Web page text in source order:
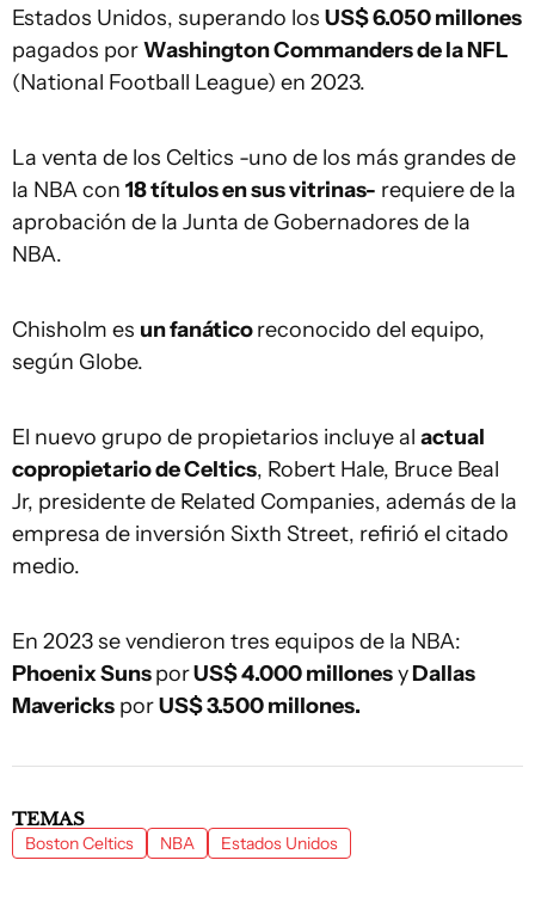
Estados Unidos, superando los US$ 6.050 millones
pagados porWashington Commanders de la NFL
(National Football League) en 2023.
La venta de los Celtics -uno de los más grandes de
la NBA con 18 títulos en sus vitrinas- requiere de la
aprobación de la Junta de Gobernadores de la
NBA.
Chisholm es un fanáticoreconocido del equipo,
según Globe.
El nuevo grupo de propietarios incluye al actual
copropietario de Celtics, Robert Hale, Bruce Beal
Jr, presidente de Related Companies, además de la
empresa de inversión Sixth Street, refirió el citado
medio.
En 2023 se vendieron tres equipos de la NBA:
Phoenix SunsporUS$ 4.000 millonesyDallas
Mavericks porUS$ 3.500 millones.
TEMAS
Boston Celtics NBA Estados Unidos